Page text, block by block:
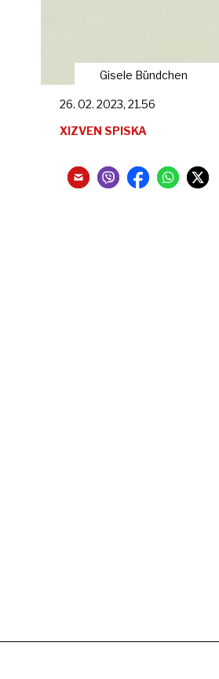
Gisele Bündchen
26. 02. 2023, 21.56
XIZVEN SPISKA